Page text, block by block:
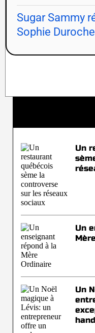
Sugar Sammy
Sophie
Un
Un
Un